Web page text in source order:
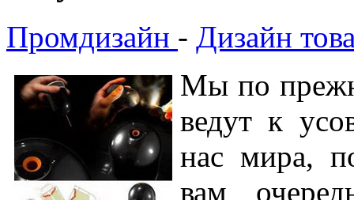
Промдизайн - Дизайн
Мы по
ведут к
нас мира,
вам